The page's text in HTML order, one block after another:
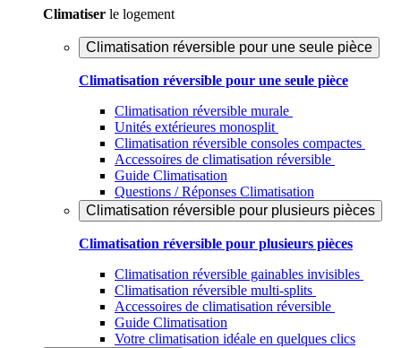
Climatiser le logement
Climatisation réversible pour une seule pièce
Climatisation réversible pour une seule pièce
Climatisation réversible murale
Unités extérieures monosplit
Climatisation réversible consoles compactes
Accessoires de climatisation réversible
Guide Climatisation
Questions / Réponses Climatisation
Climatisation réversible pour plusieurs pièces
Climatisation réversible pour plusieurs pièces
Climatisation réversible gainables invisibles
Climatisation réversible multi-splits
Accessoires de climatisation réversible
Guide Climatisation
Votre climatisation idéale en quelques clics